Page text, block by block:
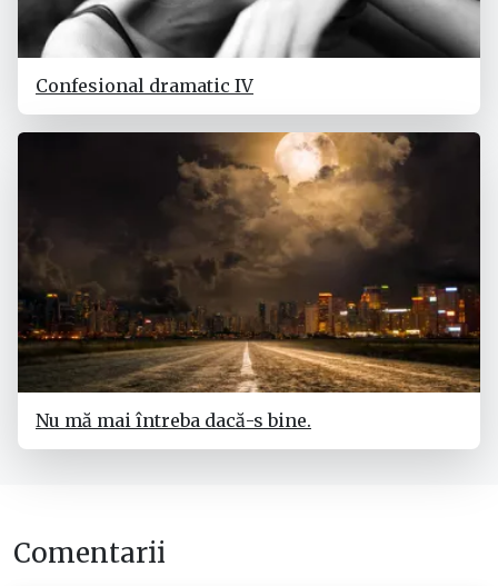
Confesional dramatic IV
Nu mă mai întreba dacă-s bine.
Comentarii